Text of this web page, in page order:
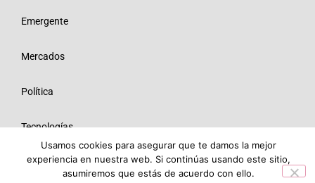
Emergente
Mercados
Política
Tecnologías
Opinión
Usamos cookies para asegurar que te damos la mejor
experiencia en nuestra web. Si continúas usando este sitio,
asumiremos que estás de acuerdo con ello.